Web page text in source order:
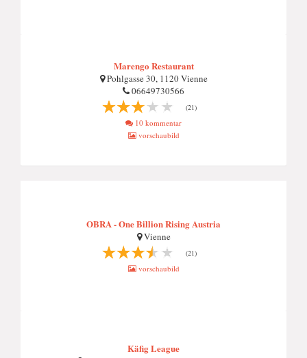
Marengo Restaurant
Pohlgasse 30, 1120 Vienne
06649730566
(21)
10 kommentar
vorschaubild
OBRA - One Billion Rising Austria
Vienne
(21)
vorschaubild
Käfig League